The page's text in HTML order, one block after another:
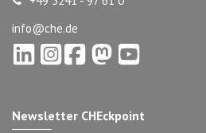
info@che.de
Newsletter CHEckpoint